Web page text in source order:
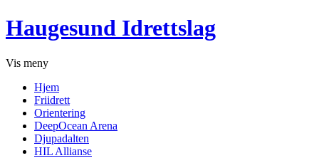
Haugesund Idrettslag
Vis meny
Hjem
Friidrett
Orientering
DeepOcean Arena
Djupadalten
HIL Allianse